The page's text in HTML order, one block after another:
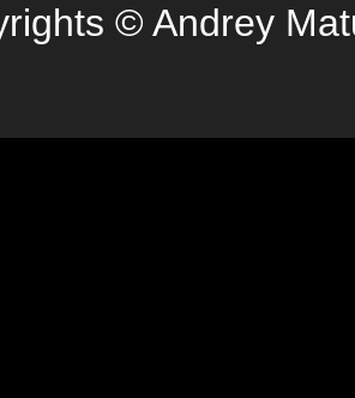
© Andrey